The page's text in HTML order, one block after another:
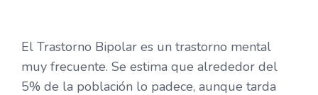
El Trastorno Bipolar es un trastorno mental
muy frecuente. Se estima que alrededor del
5% de la población lo padece, aunque tarda